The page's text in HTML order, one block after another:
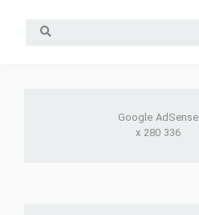
Google AdSense
336 x 280